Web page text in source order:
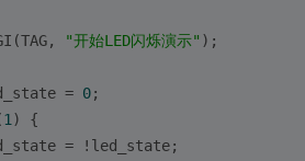
"开始LED闪烁演示" );
= 0;
1 ) {
= !led_state;